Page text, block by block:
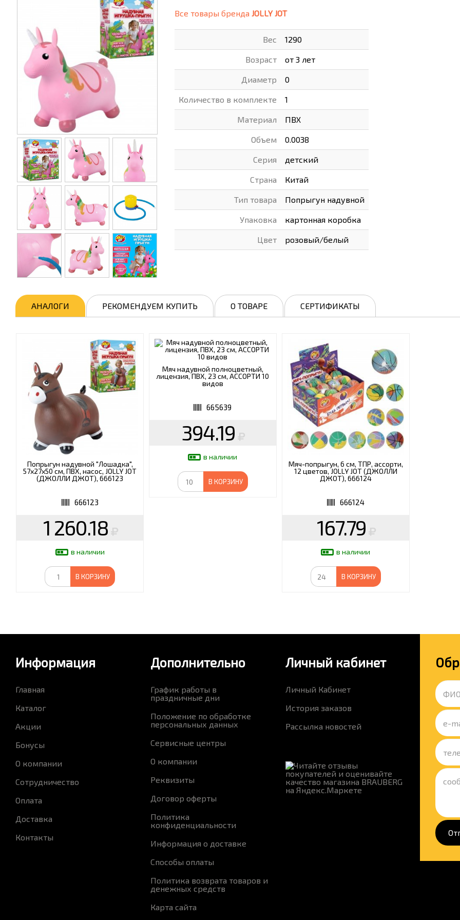
ХОББИ И ТВОРЧЕСТВО ХОЗТОВАРЫ
ЭЛЕКТРОНИКА
ЭЛЕКТРОТОВАРЫ И ОСВЕЩЕНИЕ
Все товары бренда JOLLY JOT
Вес 1290
Возраст от 3 лет
Диаметр 0
Количество в комплекте 1
Материал ПВХ
Объем 0.0038
Серия детский
Страна Китай
Тип товара Попрыгун надувной
Упаковка картонная коробка
Цвет розовый/белый
АНАЛОГИ РЕКОМЕНДУЕМ КУПИТЬ О ТОВАРЕ СЕРТИФИКАТЫ
Попрыгун надувной "Лошадка",
57х27х50 см, ПВХ, насос, JOLLY JOT
(ДЖОЛЛИ ДЖОТ), 666123
666123
1 260.18
в наличии
В КОРЗИНУ
Мяч надувной полноцветный,
лицензия, ПВХ, 23 см, АССОРТИ 10
видов
665639
394.19
в наличии
В КОРЗИНУ
Мяч-попрыгун, 6 см, ТПР, ассорти,
12 цветов, JOLLY JOT (ДЖОЛЛИ
ДЖОТ), 666124
666124
167.79
в наличии
В КОРЗИНУ
Информация
Главная
Каталог
Акции
Бонусы
О компании
Сотрудничество
Оплата
Доставка
Контакты
Дополнительно
График работы в
праздничные дни
Положение по обработке
персональных данных
Сервисные центры
О компании
Реквизиты
Договор оферты
Политика
конфиденциальности
Информация о доставке
Способы оплаты
Политика возврата товаров и
денежных средств
Карта сайта
Личный кабинет
Личный Кабинет
История заказов
Рассылка новостей